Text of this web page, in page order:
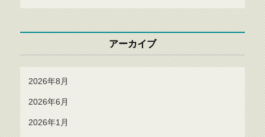
アーカイブ
2026年8月
2026年6月
2026年1月